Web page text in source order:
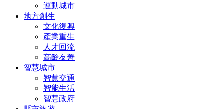
運動城市
地方創生
文化復興
產業重生
人才回流
高齡友善
智慧城市
智慧交通
智能生活
智慧政府